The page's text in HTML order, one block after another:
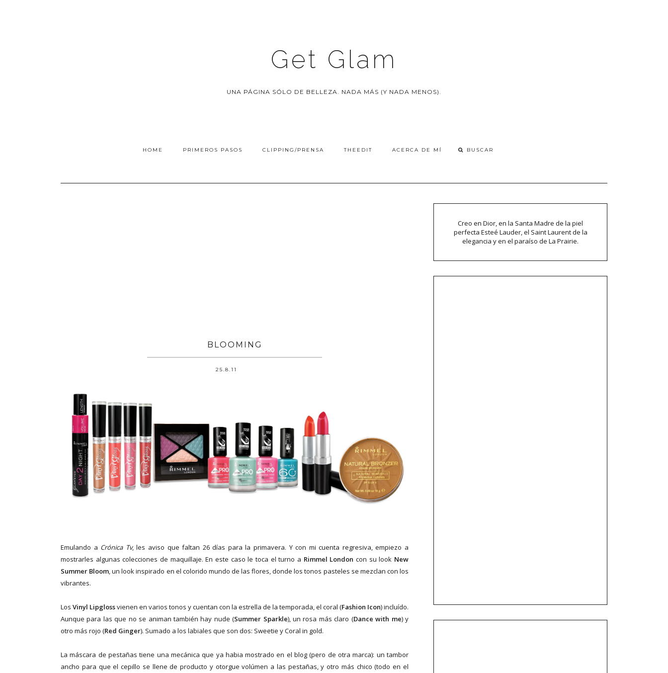
Get Glam
UNA PÁGINA SÓLO DE BELLEZA. NADA MÁS (Y NADA MENOS).
HOME PRIMEROS PASOS CLIPPING/PRENSA THEEDIT ACERCA DE MÍ
BLOOMING
25.8.11
Emulando a Crónica Tv, les aviso que faltan 26 días para la primavera. Y con mi cuenta regresiva, empiezo a
mostrarles algunas colecciones de maquillaje. En este caso le toca el turno a Rimmel London con su look New
Summer Bloom, un look inspirado en el colorido mundo de las flores, donde los tonos pasteles se mezclan con los
vibrantes.
Los Vinyl Lipglossvienen en varios tonos y cuentan con la estrella de la temporada, el coral (Fashion Icon) incluído.
Aunque para las que no se animan también hay nude (Summer Sparkle), un rosa más claro (Dance with me) y
otro más rojo (Red Ginger). Sumado a los labiales que son dos: Sweetie y Coral in gold.
La máscara de pestañas tiene una mecánica que ya habia mostrado en el blog (pero de otra marca): un tambor
ancho para que el cepillo se llene de producto y otorgue volúmen a las pestañas, y otro más chico (todo en el
Creo en Dior, en la Santa Madre de la piel
perfecta Esteé Lauder, el Saint Laurent de la
elegancia y en el paraíso de La Prairie.